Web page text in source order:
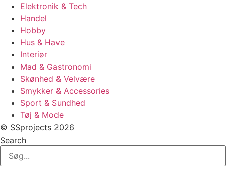
Elektronik & Tech
Handel
Hobby
Hus & Have
Interiør
Mad & Gastronomi
Skønhed & Velvære
Smykker & Accessories
Sport & Sundhed
Tøj & Mode
© SSprojects 2026
Search